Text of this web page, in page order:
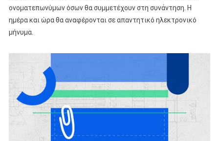
ονοματεπωνύμων όσων θα συμμετέχουν στη συνάντηση. Η
ημέρα και ώρα θα αναφέρονται σε απαντητικό ηλεκτρονικό
μήνυμα.